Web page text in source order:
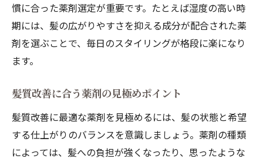
慣に合った薬剤選定が重要です。たとえば湿度の高い時
期には、髪の広がりやすさを抑える成分が配合された薬
剤を選ぶことで、毎日のスタイリングが格段に楽になり
ます。
髪質改善に合う薬剤の見極めポイント
髪質改善に最適な薬剤を見極めるには、髪の状態と希望
する仕上がりのバランスを意識しましょう。薬剤の種類
によっては、髪への負担が強くなったり、思ったような